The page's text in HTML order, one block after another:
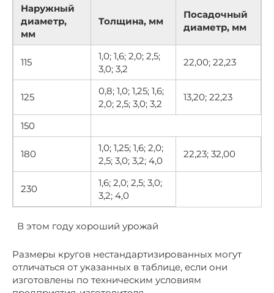
Наружный
диаметр,
мм
Толщина, мм
Посадочный
диаметр, мм
115
1,0; 1,6; 2,0; 2,5;
3,0; 3,2
22,00; 22,23
125
0,8; 1,0; 1,25; 1,6;
2,0; 2,5; 3,0; 3,2
13,20; 22,23
150
180
1,0; 1,25; 1,6; 2,0;
2,5; 3,0; 3,2; 4,0
22,23; 32,00
230
1,6; 2,0; 2,5; 3,0;
3,2; 4,0
В этом году хороший урожай
Размеры кругов нестандартизированных могут
отличаться от указанных в таблице, если они
изготовлены по техническим условиям